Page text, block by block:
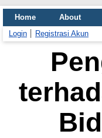
Home About
Login
Registrasi Akun